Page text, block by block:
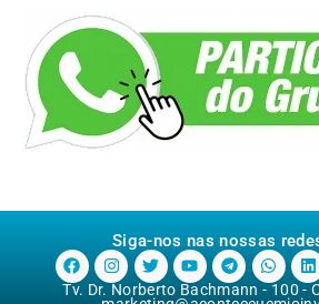
Siga-nos nas nossas
Tv. Dr. Norberto Bachmann - 100 -